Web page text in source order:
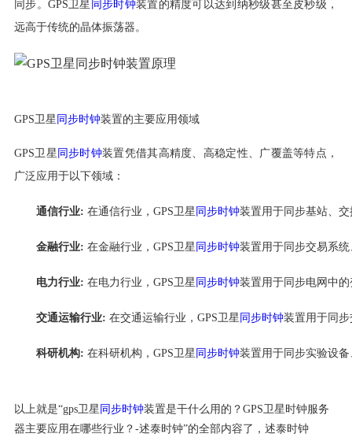
同步。GPS卫星 同步时钟装置的精度可以达到纳秒级甚至皮秒级，
远高于传统的晶体振荡器。
GPS卫星 同步时钟装置的主要应用领域
GPS卫星 同步时钟装置凭借其高精度、高稳定性、广覆盖等特点，
广泛应用于以下领域：
通信行业: 在通信行业，GPS卫星 同步时钟装置用于同步基站、
金融行业: 在金融行业，GPS卫星 同步时钟装置用于同步交易系
电力行业: 在电力行业，GPS卫星 同步时钟装置用于同步电网中
交通运输行业: 在交通运输行业，GPS卫星 同步时钟装置用于同
科研机构: 在科研机构，GPS卫星 同步时钟装置用于同步实验设
以上就是“gps卫星 同步时钟装置是干什么用的？GPS卫星时钟服务
器主要应用在哪些行业？-述泰时钟”的全部内容了，述泰时钟